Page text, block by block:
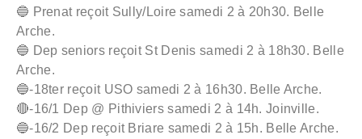
🔵 Prenat reçoit Sully/Loire samedi 2 à 20h30. Belle
Arche.
🔵 Dep seniors reçoit St Denis samedi 2 à 18h30. Belle
Arche.
🔵-18ter reçoit USO samedi 2 à 16h30. Belle Arche.
🔴-16/1 Dep @ Pithiviers samedi 2 à 14h. Joinville.
🔵-16/2 Dep reçoit Briare samedi 2 à 15h. Belle Arche.